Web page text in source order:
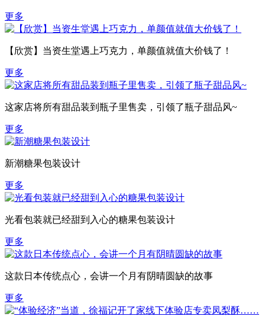
更多
【欣赏】当资生堂遇上巧克力，单颜值就值大价钱了！
更多
这家店将所有甜品装到瓶子里售卖，引领了瓶子甜品风~
更多
新潮糖果包装设计
更多
光看包装就已经甜到入心的糖果包装设计
更多
这款日本传统点心，会讲一个月有阴晴圆缺的故事
更多